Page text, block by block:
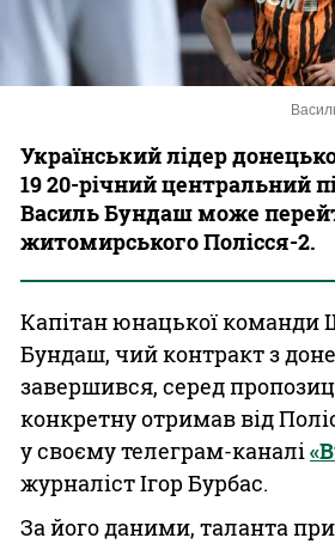
Український лідер
19 20-річний центральний
Василь Бундаш може
житомирського Полісся-2.
Капітан юнацької команди
Бундаш, чий контракт з
завершився, серед
конкретну отримав від
у своєму телеграм-каналі
журналіст Ігор Бурбас.
За його даними, таланта